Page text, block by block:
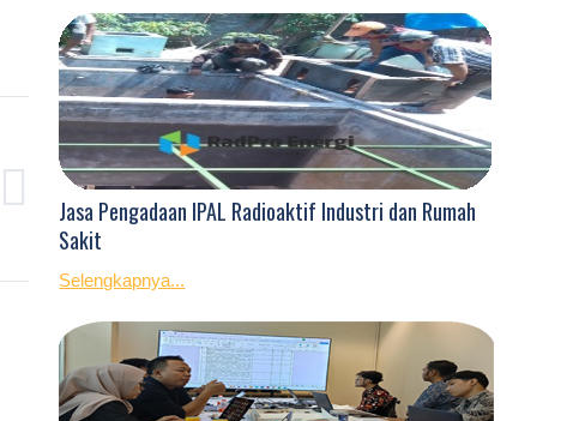
Jasa Pengadaan IPAL Radioaktif Industri dan Rumah
Sakit
Selengkapnya...